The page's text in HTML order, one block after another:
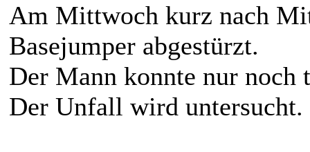
Am Mittwoch kurz nach
Basejumper abgestürzt.
Der Mann konnte nur noch
Der Unfall wird untersucht.